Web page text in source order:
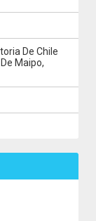
De Chile
Maipo,